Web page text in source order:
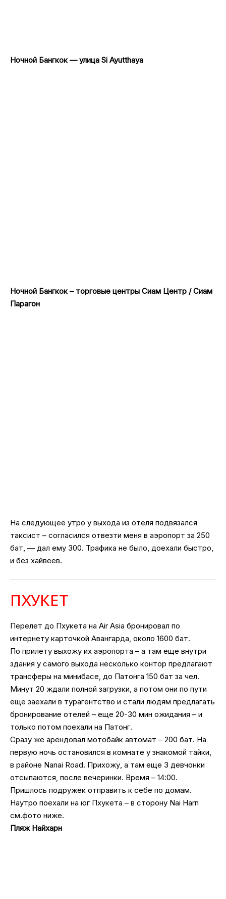
Ночной Бангкок — улица Si Ayutthaya
Ночной Бангкок – торговые центры Сиам Центр / Сиам
Парагон
На следующее утро у выхода из отеля подвязался
таксист – согласился отвезти меня в аэропорт за 250
бат, — дал ему 300. Трафика не было, доехали быстро,
и без хайвеев.
ПХУКЕТ
Перелет до Пхукета на Air Asia бронировал по
интернету карточкой Авангарда, около 1600 бат.
По прилету выхожу их аэропорта – а там еще внутри
здания у самого выхода несколько контор предлагают
трансферы на минибасе, до Патонга 150 бат за чел.
Минут 20 ждали полной загрузки, а потом они по пути
еще заехали в турагентство и стали людям предлагать
бронирование отелей – еще 20-30 мин ожидания – и
только потом поехали на Патонг.
Сразу же арендовал мотобайк автомат – 200 бат. На
первую ночь остановился в комнате у знакомой тайки,
в районе Nanai Road. Прихожу, а там еще 3 девчонки
отсыпаются, после вечеринки. Время – 14:00.
Пришлось подружек отправить к себе по домам.
Наутро поехали на юг Пхукета – в сторону Nai Harn
см.фото ниже.
Пляж Найхарн